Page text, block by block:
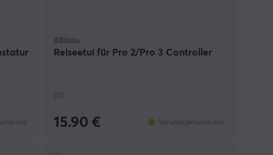
aus
8Bitdo
Reiseetui für Pro 2/Pro 3 Controller
(0)
15.90 € Vorübergehend aus